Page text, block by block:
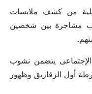
من كشف ملابسات
مشاجرة بين شخصين
يتضمن نشوب
أول الزقازيق وظهور